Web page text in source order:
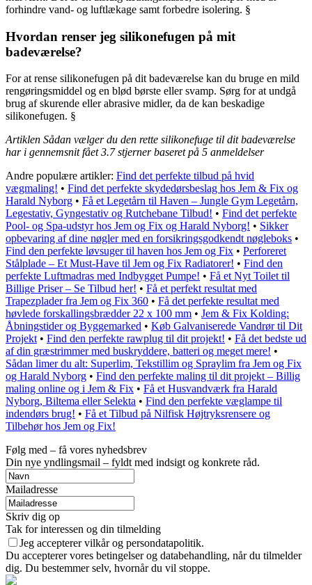
forhindre vand- og luftlækage samt forbedre isolering. §
Hvordan renser jeg silikonefugen på mit
badeværelse?
For at rense silikonefugen på dit badeværelse kan du bruge en mild
rengøringsmiddel og en blød børste eller svamp. Sørg for at undgå
brug af skurende eller abrasive midler, da de kan beskadige
silikonefugen. §
Artiklen Sådan vælger du den rette silikonefuge til dit badeværelse
har i gennemsnit fået3.7stjerner baseret på 5 anmeldelser
Andre populære artikler: Find det perfekte tilbud på hvid
vægmaling! • Find det perfekte skydedørsbeslag hos Jem & Fix og
Harald Nyborg • Få et Legetårn til Haven – Jungle Gym Legetårn,
Legestativ, Gyngestativ og Rutchebane Tilbud! • Find det perfekte
Pool- og Spa-udstyr hos Jem og Fix og Harald Nyborg! • Sikker
opbevaring af dine nøgler med en forsikringsgodkendt nøgleboks •
Find den perfekte løvsuger til haven hos Jem og Fix • Perforeret
Stålplade – Et Must-Have til Jem og Fix Radiatorer! • Find den
perfekte Luftmadras med Indbygget Pumpe! • Få et Nyt Toilet til
Billige Priser – Se Tilbud her! • Få et perfekt resultat med
Trapezplader fra Jem og Fix 360 • Få det perfekte resultat med
høvlede forskallingsbrædder 22 x 100 mm • Jem & Fix Kolding:
Åbningstider og Byggemarked • Køb Galvaniserede Vandrør til Dit
Projekt • Find den perfekte rawplug til dit projekt! • Få det bedste ud
af din græstrimmer med buskryddere, batteri og meget mere! •
Sådan limer du alt: Superlim, Tekstillim og Spraylim fra Jem og Fix
og Harald Nyborg • Find den perfekte maling til dit projekt – Billig
maling online og i Jem & Fix • Få et Husvandværk fra Harald
Nyborg, Biltema eller Selekta • Find den perfekte væglampe til
indendørs brug! • Få et Tilbud på Nilfisk Højtryksrensere og
Tilbehør hos Jem og Fix!
Følg med – få vores nyhedsbrev
Din nye yndlingsmail – fyldt med indsigt og konkrete råd.
Mailadresse
Skriv dig op
Tak for interessen og din tilmelding
Jeg accepterer vilkår og persondatapolitik.
Du accepterer vores betingelser og databehandling, når du tilmelder
dig. Du bestemmer selv, hvornår du vil stoppe.